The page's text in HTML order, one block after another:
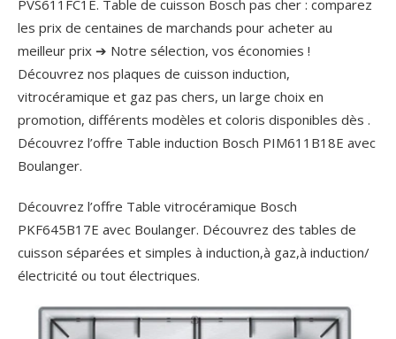
PVS611FC1E. Table de cuisson Bosch pas cher : comparez
les prix de centaines de marchands pour acheter au
meilleur prix ➔ Notre sélection, vos économies !
Découvrez nos plaques de cuisson induction,
vitrocéramique et gaz pas chers, un large choix en
promotion, différents modèles et coloris disponibles dès .
Découvrez l’offre Table induction Bosch PIM611B18E avec
Boulanger.
Découvrez l’offre Table vitrocéramique Bosch
PKF645B17E avec Boulanger. Découvrez des tables de
cuisson séparées et simples à induction,à gaz,à induction/
électricité ou tout électriques.